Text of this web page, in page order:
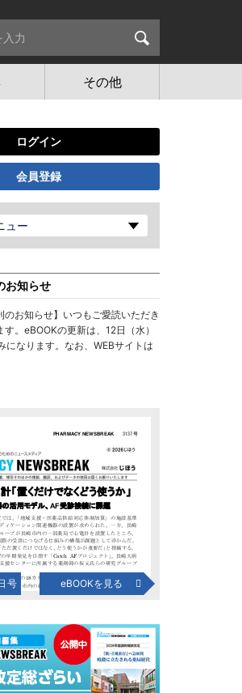
その他
ログイン
会員登録
ュー
お知らせ
のお知らせ】いつもご愛読いただき
。eBOOKの更新は、12日（水）
になります。なお、WEBサイトは
号 eBOOKを見る